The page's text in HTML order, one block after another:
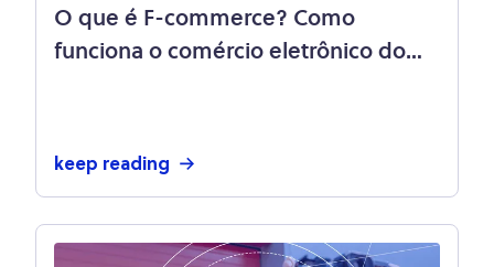
O que é F-commerce? Como
funciona o comércio eletrônico do
keep reading